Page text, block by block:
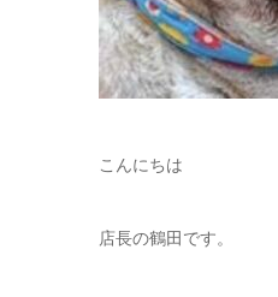
こんにちは
店長の鶴田です。